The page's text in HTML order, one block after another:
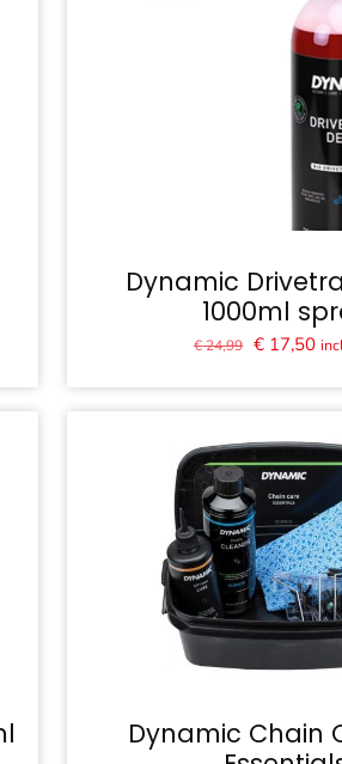
Dynamic
1000ml
€24,99 € 17,50
Dynamic Chain